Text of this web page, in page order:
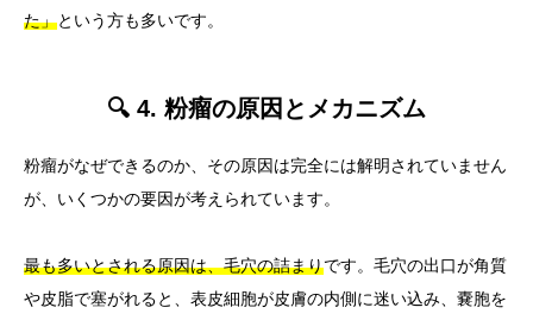
た」という方も多いです。
🔍 4. 粉瘤の原因とメカニズム
粉瘤がなぜできるのか、その原因は完全には解明されていません
が、いくつかの要因が考えられています。
最も多いとされる原因は、毛穴の詰まりです。毛穴の出口が角質
や皮脂で塞がれると、表皮細胞が皮膚の内側に迷い込み、嚢胞を